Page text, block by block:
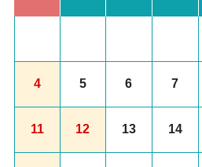
4 5 6 7
11 12 13 14